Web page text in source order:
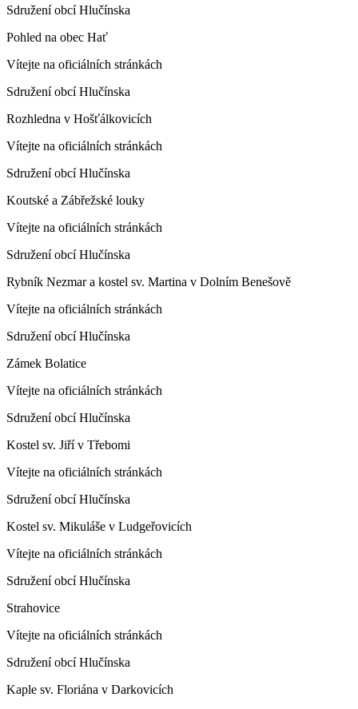
Sdružení obcí Hlučínska
Pohled na obec Hať
Vítejte na oficiálních stránkách
Sdružení obcí Hlučínska
Rozhledna v Hošťálkovicích
Vítejte na oficiálních stránkách
Sdružení obcí Hlučínska
Koutské a Zábřežské louky
Vítejte na oficiálních stránkách
Sdružení obcí Hlučínska
Rybník Nezmar a kostel sv. Martina v Dolním Benešově
Vítejte na oficiálních stránkách
Sdružení obcí Hlučínska
Zámek Bolatice
Vítejte na oficiálních stránkách
Sdružení obcí Hlučínska
Kostel sv. Jiří v Třebomi
Vítejte na oficiálních stránkách
Sdružení obcí Hlučínska
Kostel sv. Mikuláše v Ludgeřovicích
Vítejte na oficiálních stránkách
Sdružení obcí Hlučínska
Strahovice
Vítejte na oficiálních stránkách
Sdružení obcí Hlučínska
Kaple sv. Floriána v Darkovicích